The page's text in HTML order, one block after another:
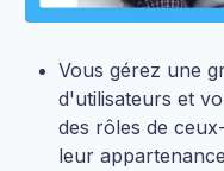
Vous gérez une
d'utilisateurs et
des rôles de
leur